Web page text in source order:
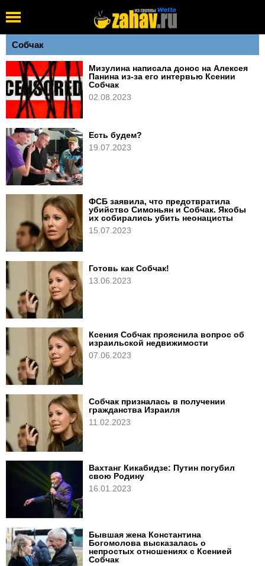
Собчак
Мизулина написала донос на Алексея
Панина из-за его интервью Ксении
Собчак
02.08.2023
Есть будем?
19.07.2023
ФСБ заявила, что предотвратила
убийство Симоньян и Собчак. Якобы
их собирались убить неонацисты
15.07.2023
Готовь как Собчак!
13.06.2023
Ксения Собчак прояснила вопрос об
израильской недвижимости
07.06.2023
Собчак призналась в получении
гражданства Израиля
11.02.2023
Вахтанг Кикабидзе: Путин погубил
свою Родину
16.01.2023
Бывшая жена Константина
Богомолова высказалась о
непростых отношениях с Ксенией
Собчак